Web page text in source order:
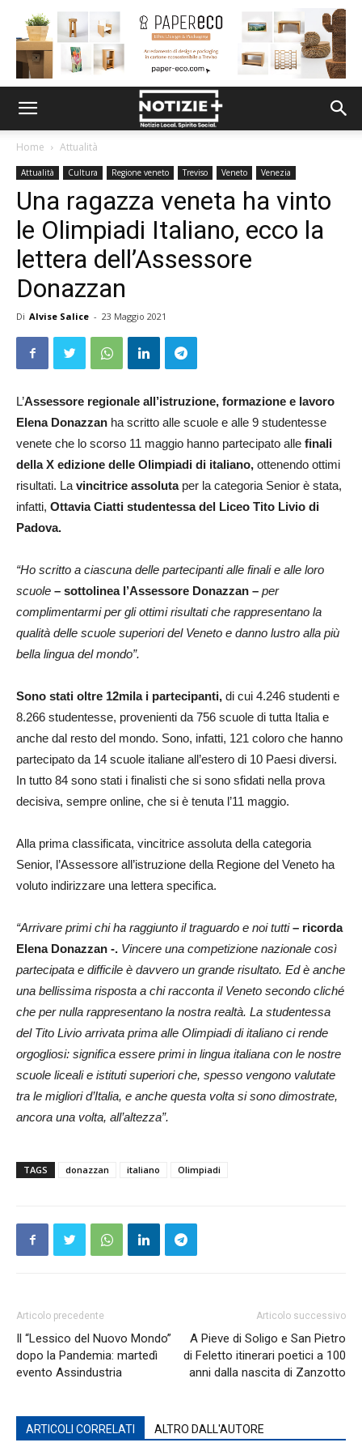
Home Attualità
Attualità Cultura Regione veneto Treviso Veneto Venezia
Una ragazza veneta ha vinto
le Olimpiadi Italiano, ecco la
lettera dell’Assessore
Donazzan
Di Alvise Salice - 23 Maggio 2021
L’Assessore regionale all’istruzione, formazione e lavoro
Elena Donazzan ha scritto alle scuole e alle 9 studentesse
venete che lo scorso 11 maggio hanno partecipato alle finali
della X edizione delle Olimpiadi di italiano, ottenendo ottimi
risultati. La vincitrice assolutaper la categoria Senior è stata,
infatti, Ottavia Ciatti studentessa del Liceo Tito Livio di
Padova.
“Ho scritto a ciascuna delle partecipanti alle finali e alle loro
scuole – sottolinea l’Assessore Donazzan – per
complimentarmi per gli ottimi risultati che rappresentano la
qualità delle scuole superiori del Veneto e danno lustro alla più
bella lingua del mondo”.
Sono stati oltre 12mila i partecipanti, di cui 4.246 studenti e
8.266 studentesse, provenienti da 756 scuole di tutta Italia e
anche dal resto del mondo. Sono, infatti, 121 coloro che hanno
partecipato da 14 scuole italiane all’estero di 10 Paesi diversi.
In tutto 84 sono stati i finalisti che si sono sfidati nella prova
decisiva, sempre online, che si è tenuta l’11 maggio.
Alla prima classificata, vincitrice assoluta della categoria
Senior, l’Assessore all’istruzione della Regione del Veneto ha
voluto indirizzare una lettera specifica.
“Arrivare primi chi ha raggiunto il traguardo e noi tutti– ricorda
Elena Donazzan -. Vincere una competizione nazionale così
partecipata e difficile è davvero un grande risultato. Ed è anche
una bellissima risposta a chi racconta il Veneto secondo cliché
che per nulla rappresentano la nostra realtà. La studentessa
del Tito Livio arrivata prima alle Olimpiadi di italiano ci rende
orgogliosi: significa essere primi in lingua italiana con le nostre
scuole liceali e istituti superiori che, spesso vengono valutate
tra le migliori d’Italia, e anche questa volta si sono dimostrate,
ancora una volta, all’altezza”.
TAGS donazzan italiano Olimpiadi
Articolo precedente
Il “Lessico del Nuovo Mondo”
dopo la Pandemia: martedì
evento Assindustria
Articolo successivo
A Pieve di Soligo e San Pietro
di Feletto itinerari poetici a 100
anni dalla nascita di Zanzotto
ARTICOLI CORRELATI ALTRO DALL'AUTORE